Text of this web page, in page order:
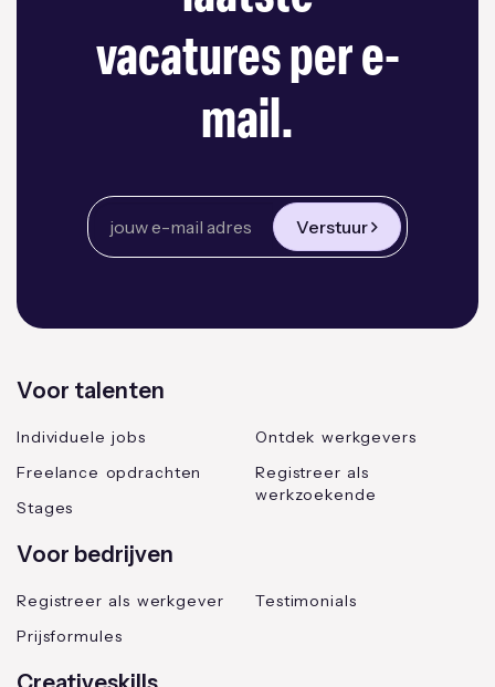
vacatures per e-
mail.
Verstuur
Voor talenten
Individuele jobs
Freelance opdrachten
Stages
Ontdek werkgevers
Registreer als
werkzoekende
Voor bedrijven
Registreer als werkgever
Prijsformules
Testimonials